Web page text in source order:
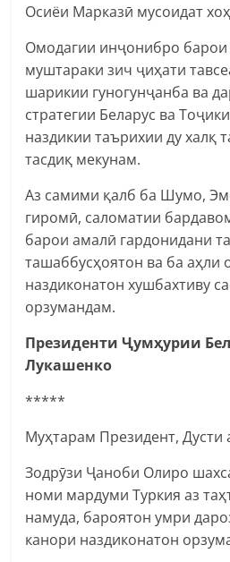
Осиёи Марказӣ мусоидат
Омодагии инҷонибро
муштараки зич ҷиҳати
шарикии гуногунҷанба ва
стратегии Беларус ва
наздикии таърихии ду халқ
тасдиқ мекунам.
Аз самими қалб ба Шумо,
гиромӣ, саломатии
барои амалӣ гардонидани
ташаббусҳоятон ва ба аҳли
наздиконатон хушбахтиву
орзумандам.
Президенти Ҷумҳурии
Лукашенко
*****
Муҳтарам Президент, Дусти
Зодрӯзи Ҷаноби Олиро
номи мардуми Туркия аз
намуда, бароятон умри
канори наздиконатон